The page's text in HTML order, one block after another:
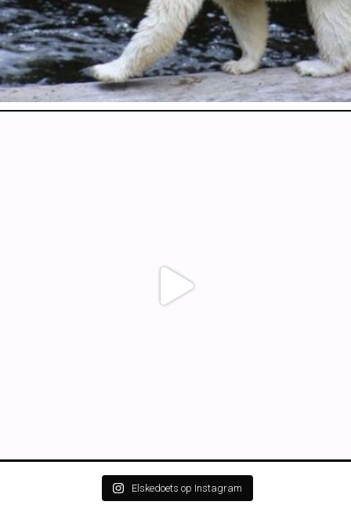
Elskedoets op Instagram